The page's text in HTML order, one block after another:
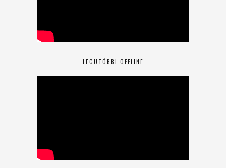
LEGUTÓBBI OFFLINE